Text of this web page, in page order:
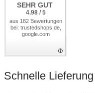
SEHR GUT
4.98 / 5
aus 182 Bewertungen
bei: trustedshops.de,
google.com
Schnelle Lieferung